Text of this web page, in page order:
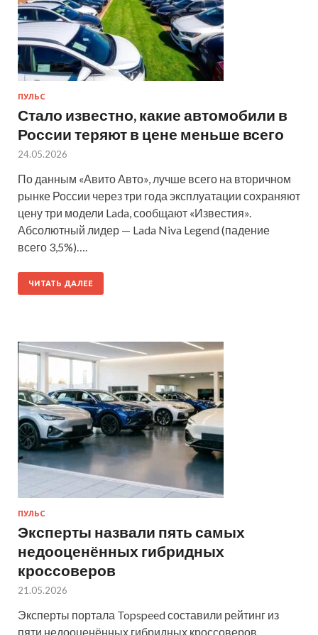
ПУЛЬС
Стало известно, какие автомобили в
России теряют в цене меньше всего
24.05.2026
По данным «Авито Авто», лучше всего на вторичном
рынке России через три года эксплуатации сохраняют
цену три модели Lada, сообщают «Известия».
Абсолютный лидер — Lada Niva Legend (падение
всего 3,5%)….
ЧИТАТЬ ДАЛЕЕ
ПУЛЬС
Эксперты назвали пять самых
недооценённых гибридных
кроссоверов
21.05.2026
Эксперты портала Topspeed составили рейтинг из
пяти недооценённых гибридных кроссоверов.